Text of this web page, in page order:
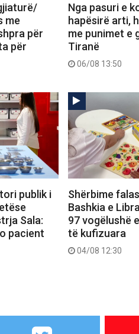
me
për
për
Nga pasuri e
hapësirë arti,
me punimet e
Tiranë
06/08 13:50
publik i
Sala:
pacient
Shërbime
Bashkia e
97 vogëlushë
të kufizuara
04/08 12:30